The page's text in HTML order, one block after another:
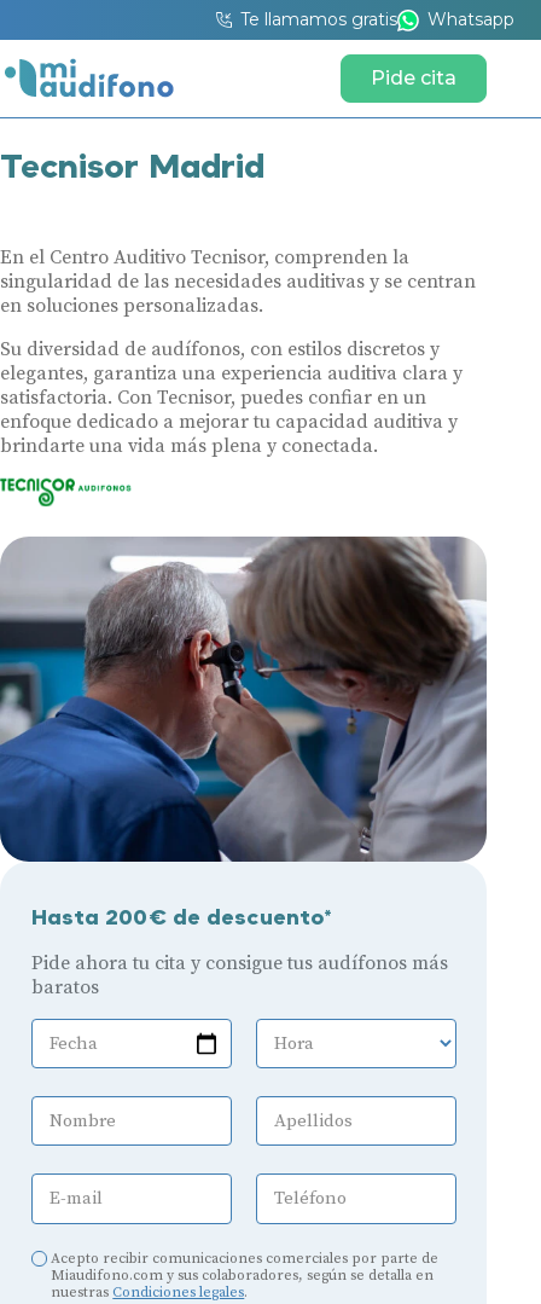
Te llamamos gratis Whatsapp
Pide cita
Tecnisor Madrid
En el Centro Auditivo Tecnisor, comprenden la
singularidad de las necesidades auditivas y se centran
en soluciones personalizadas.
Su diversidad de audífonos, con estilos discretos y
elegantes, garantiza una experiencia auditiva clara y
satisfactoria. Con Tecnisor, puedes confiar en un
enfoque dedicado a mejorar tu capacidad auditiva y
brindarte una vida más plena y conectada.
Hasta 200€ de descuento*
Pide ahora tu cita y consigue tus audífonos más
baratos
Fecha Hora
Nombre Apellidos
E-mail Teléfono
Acepto recibir comunicaciones comerciales por parte de
Miaudifono.com y sus colaboradores, según se detalla en
nuestras Condiciones legales.